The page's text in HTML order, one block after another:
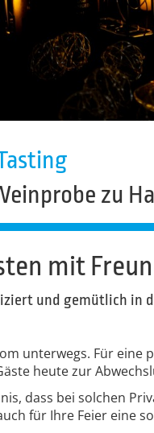
zu
mit
und gemütlich in
unterwegs. Für eine
heute zur
dass bei solchen
für Ihre Feier eine